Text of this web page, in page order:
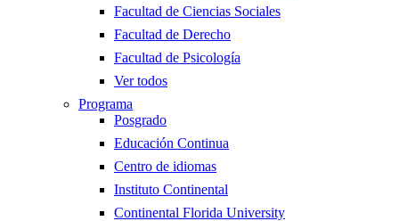
Facultad de Ciencias Sociales
Facultad de Derecho
Facultad de Psicología
Ver todos
Programa
Posgrado
Educación Continua
Centro de idiomas
Instituto Continental
Continental Florida University